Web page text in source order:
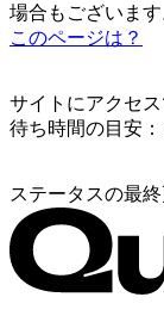
場合もございま
このページは？
サイトにアクセ
待ち時間の目安：
ステータスの最終